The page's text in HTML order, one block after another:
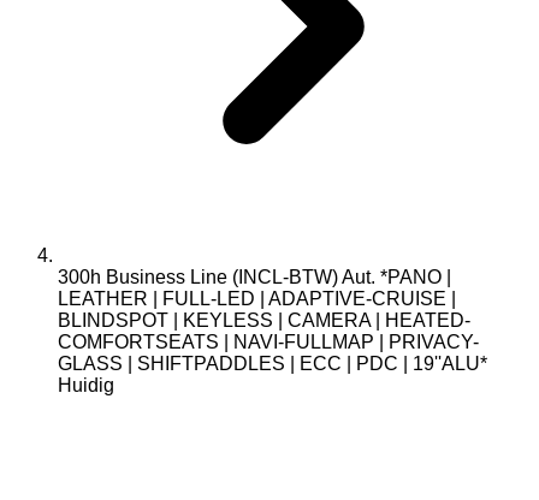
300h Business Line (INCL-BTW) Aut. *PANO |
LEATHER | FULL-LED | ADAPTIVE-CRUISE |
BLINDSPOT | KEYLESS | CAMERA | HEATED-
COMFORTSEATS | NAVI-FULLMAP | PRIVACY-
GLASS | SHIFTPADDLES | ECC | PDC | 19''ALU*
Huidig